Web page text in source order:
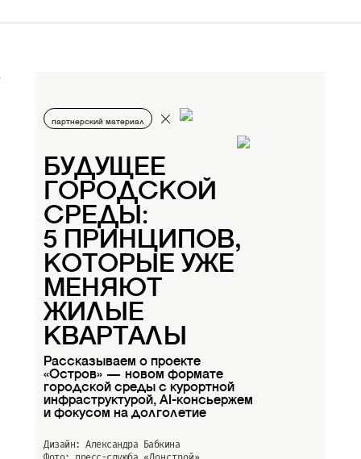
партнерский материал
БУДУЩЕЕ
ГОРОДСКОЙ
СРЕДЫ:
5 ПРИНЦИПОВ,
КОТОРЫЕ УЖЕ
МЕНЯЮТ
ЖИЛЫЕ
КВАРТАЛЫ
Рассказываем о проекте
«Остров» — новом формате
городской среды с курортной
инфраструктурой, AI-консьержем
и фокусом на долголетие
Дизайн: Александра Бабкина